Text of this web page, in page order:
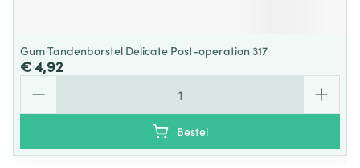
Gum Tandenborstel Delicate Post-operation 317
€ 4,92
Bestel